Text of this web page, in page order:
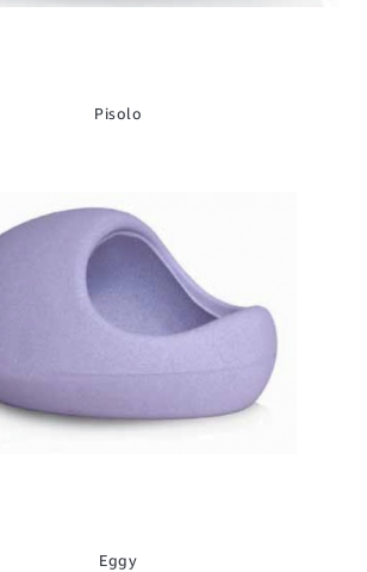
Pisolo
Eggy